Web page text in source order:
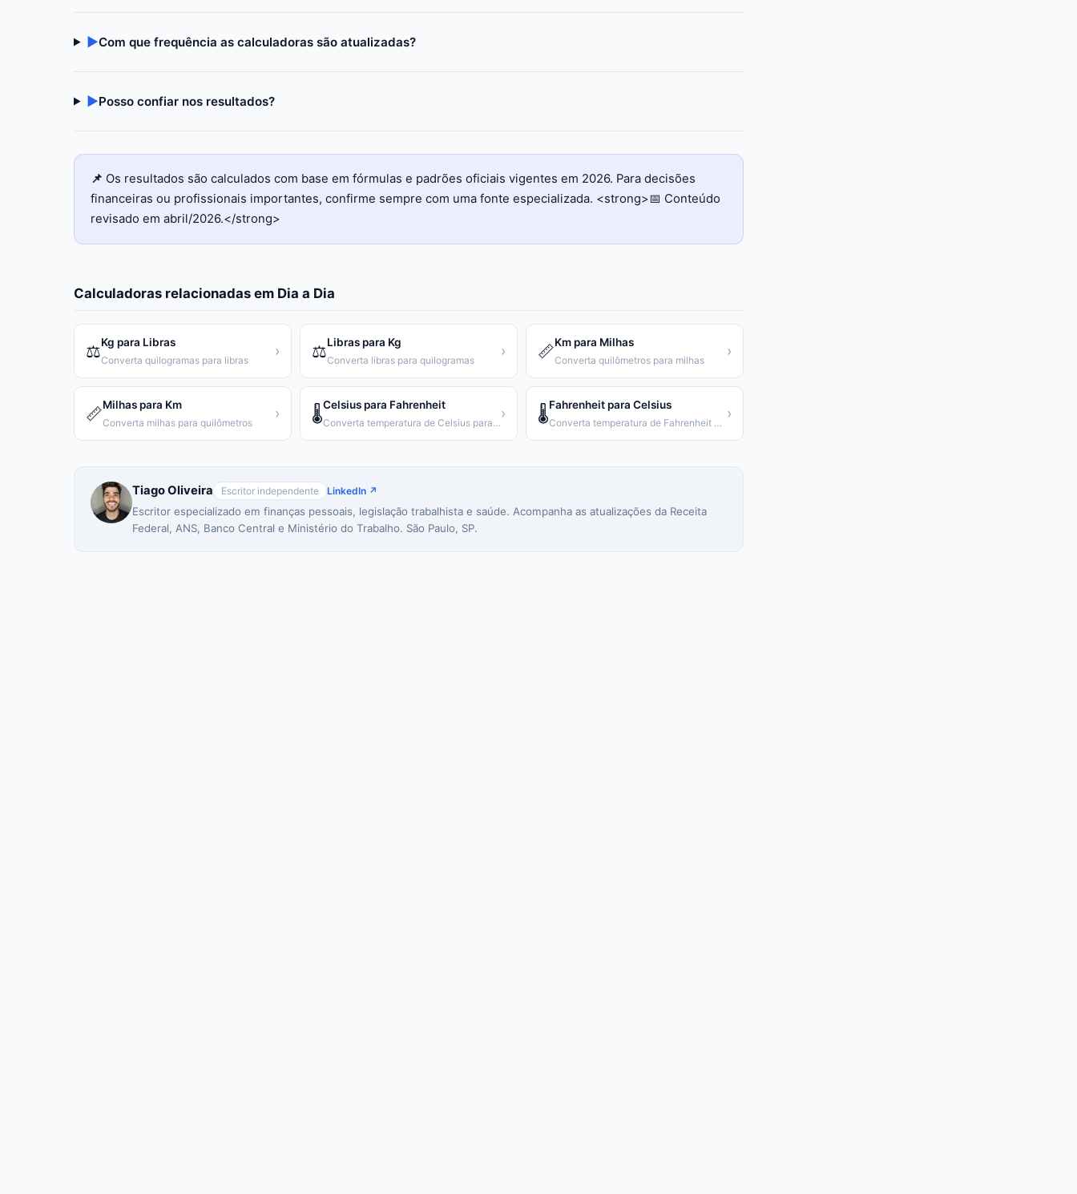
▶Com que frequência as calculadoras são atualizadas?
▶Posso confiar nos resultados?
📌 Os resultados são calculados com base em fórmulas e padrões oficiais vigentes em 2026. Para decisões
financeiras ou profissionais importantes, confirme sempre com uma fonte especializada. <strong>📅 Conteúdo
revisado em abril/2026.</strong>
Calculadoras relacionadas em Dia a Dia
⚖️Kg para Libras
Converta quilogramas para libras
› ⚖️Libras para Kg
Converta libras para quilogramas
› 📏Km para Milhas
Converta quilômetros para milhas
›
📏Milhas para Km
Converta milhas para quilômetros
› 🌡️Celsius para Fahrenheit
Converta temperatura de Celsius para Fahrenheit
› 🌡️Fahrenheit para Celsius
Converta temperatura de Fahrenheit para Celsius
›
Tiago Oliveira Escritor independente LinkedIn ↗
Escritor especializado em finanças pessoais, legislação trabalhista e saúde. Acompanha as atualizações da Receita
Federal, ANS, Banco Central e Ministério do Trabalho. São Paulo, SP.